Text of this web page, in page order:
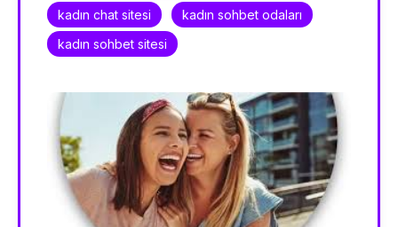
kadın chat sitesi
kadın sohbet odaları
kadın sohbet sitesi